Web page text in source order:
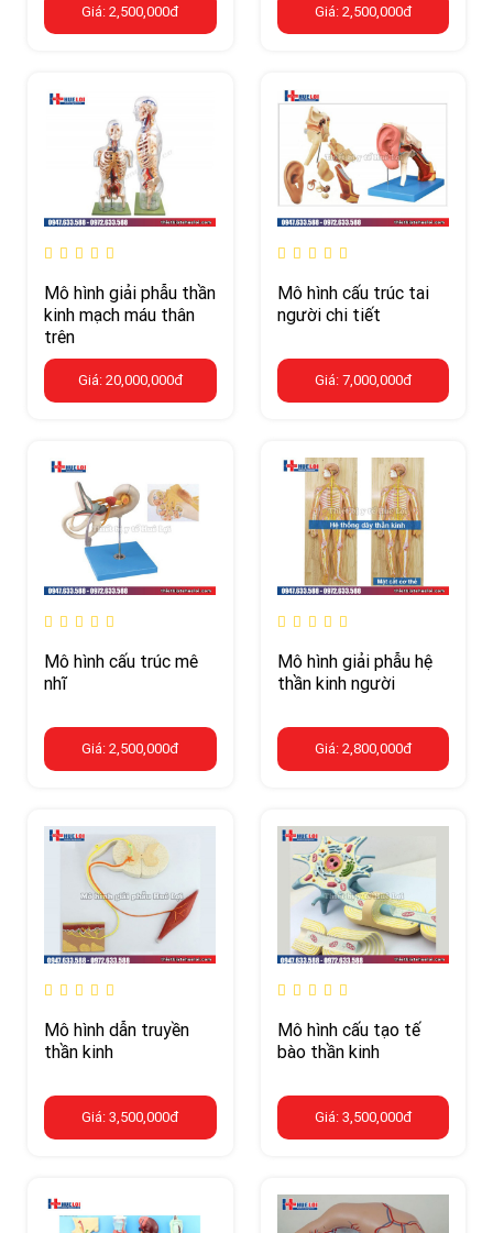
Giá: 2,500,000đ Giá: 2,500,000đ
Mô hình giải phẫu thần
kinh mạch máu thân
trên
Giá: 20,000,000đ
Mô hình cấu trúc tai
người chi tiết
Giá: 7,000,000đ
Mô hình cấu trúc mê
nhĩ
Giá: 2,500,000đ
Mô hình giải phẫu hệ
thần kinh người
Giá: 2,800,000đ
Mô hình dẫn truyền
thần kinh
Giá: 3,500,000đ
Mô hình cấu tạo tế
bào thần kinh
Giá: 3,500,000đ